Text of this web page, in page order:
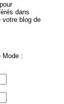
dans
votre blog de
Mode :